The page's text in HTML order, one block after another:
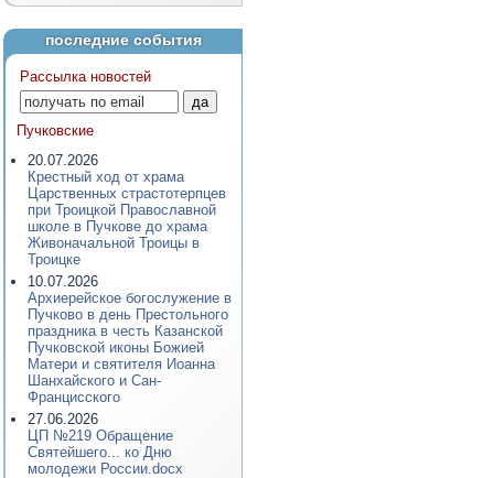
последние события
Рассылка новостей
Пучковские
20.07.2026
Крестный ход от храма
Царственных страстотерпцев
при Троицкой Православной
школе в Пучкове до храма
Живоначальной Троицы в
Троицке
10.07.2026
Архиерейское богослужение в
Пучково в день Престольного
праздника в честь Казанской
Пучковской иконы Божией
Матери и святителя Иоанна
Шанхайского и Сан-
Францисского
27.06.2026
ЦП №219 Обращение
Святейшего... ко Дню
молодежи России.docx